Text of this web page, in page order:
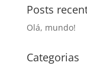
Posts
Olá, mundo!
Categorias